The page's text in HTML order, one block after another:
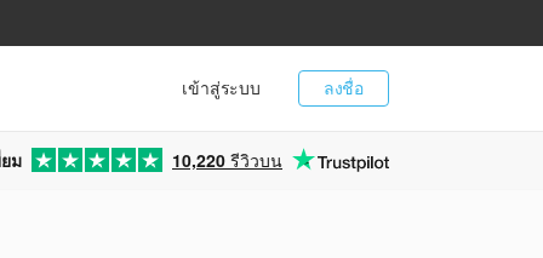
ลงชื่อ
เข้าสู่ระบบ
ม 10,220 รีวิวบน